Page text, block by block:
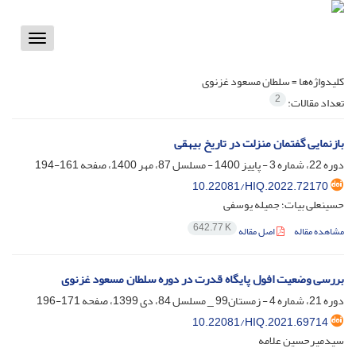
Toggle
کلیدواژه‌ها =سلطان مسعود غزنوی
تعداد مقالات: 2
بازنمایی گفتمان منزلت در تاریخ بیهقی
دوره 22، شماره 3 - پاییز 1400 - مسلسل 87، مهر 1400، صفحه
161-194
10.22081/HIQ.2022.72170
حسینعلی بیات؛ جمیله یوسفی
مشاهده مقاله اصل مقاله 642.77 K
بررسی وضعیت افول پایگاه قدرت در دوره سلطان مسعود غزنوی
دوره 21، شماره 4 - زمستان99 _ مسلسل 84، دی 1399، صفحه
171-196
10.22081/HIQ.2021.69714
سیدمیرحسین علامه